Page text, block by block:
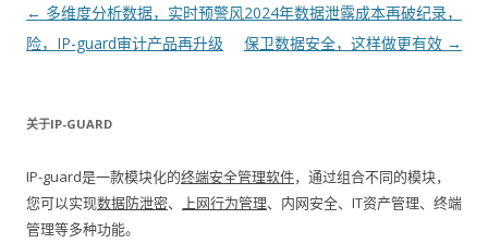
文章导航
← 多维度分析数据，实时预警风
险，IP-guard审计产品再升级
2024年数据泄露成本再破纪录，
保卫数据安全，这样做更有效 →
关于IP-GUARD
IP-guard是一款模块化的终端安全管理软件，通过组合不同的模块，
您可以实现数据防泄密、 上网行为管理、内网安全、IT资产管理、终端
管理等多种功能。